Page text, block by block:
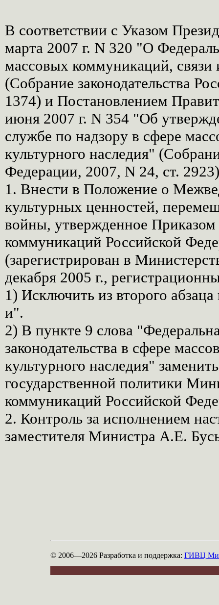
В соответствии с Указом
марта 2007 г. N 320 "О
массовых коммуникаций, связи
(Собрание законодательства
1374) и Постановлением
июня 2007 г. N 354 "Об
службе по надзору в сфере
культурного наследия"
Федерации, 2007, N 24, ст.
1. Внести в Положение о
культурных ценностей,
войны, утвержденное
коммуникаций Российской
(зарегистрирован в
декабря 2005 г.,
1) Исключить из второго
и".
2) В пункте 9 слова
законодательства в сфере
культурного наследия"
государственной политики
коммуникаций Российской
2. Контроль за исполнением
заместителя Министра А.Е.
© 2006—2026 Разработка и поддержка: ГИВЦ